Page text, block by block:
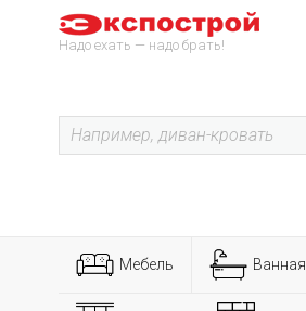
Надо ехать — надо брать!
Мебель Ванная